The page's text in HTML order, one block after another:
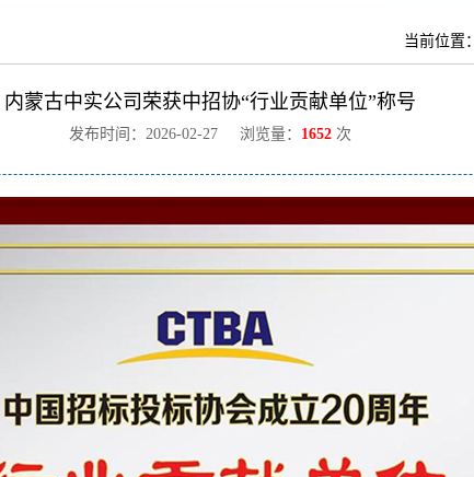
当前位置：
内蒙古中实公司荣获中招协“行业贡献单位”称号
发布时间：2026-02-27 浏览量： 1652 次